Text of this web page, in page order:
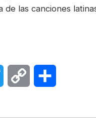
de las canciones
Twitter Copy